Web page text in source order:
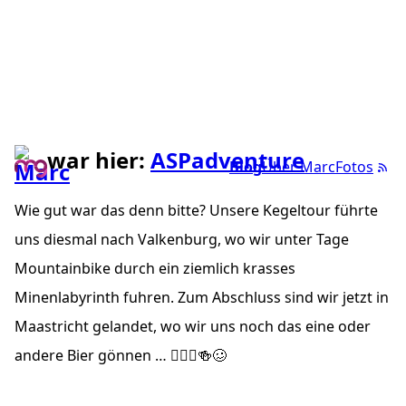
BlogÜber MarcFotos
war hier: ASPadventure
Wie gut war das denn bitte? Unsere Kegeltour führte
uns diesmal nach Valkenburg, wo wir unter Tage
Mountainbike durch ein ziemlich krasses
Minenlabyrinth fuhren. Zum Abschluss sind wir jetzt in
Maastricht gelandet, wo wir uns noch das eine oder
andere Bier gönnen … 🚵🏼‍♂️🍻🥴